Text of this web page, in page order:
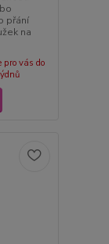
přání
na
pro vás do